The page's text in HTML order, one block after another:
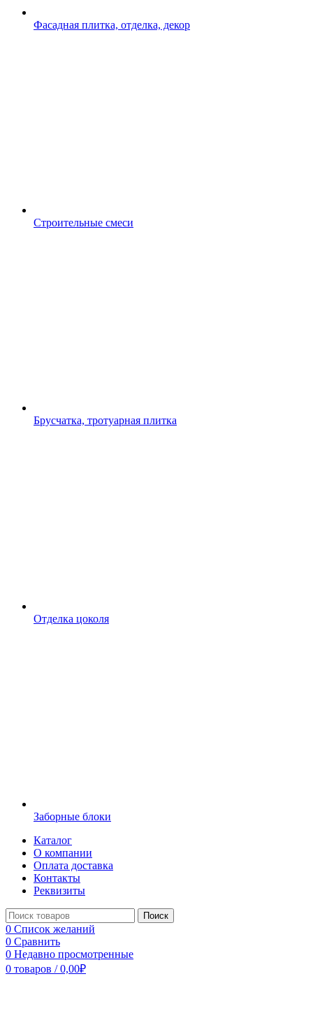
Фасадная плитка, отделка, декор
Строительные смеси
Брусчатка, тротуарная плитка
Отделка цоколя
Заборные блоки
Каталог
О компании
Оплата доставка
Контакты
Реквизиты
Поиск
0 Список желаний
0 Сравнить
0 Недавно просмотренные
0 товаров / 0,00₽